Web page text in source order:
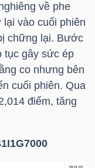
về phe
vào cuối phiên
chững lại. Bước
tục gây sức ép
co nhưng bên
cuối phiên. Qua
điểm, tăng